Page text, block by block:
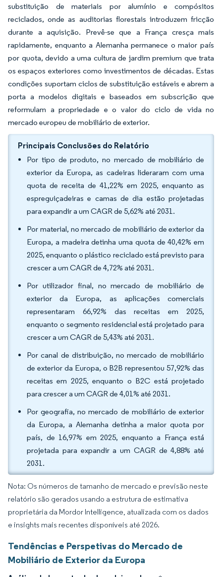
substituição de materiais por alumínio e compósitos
reciclados, onde as auditorias florestais introduzem fricção
durante a aquisição. Prevê-se que a França cresça mais
rapidamente, enquanto a Alemanha permanece o maior país
por quota, devido a uma cultura de jardim premium que trata
os espaços exteriores como investimentos de décadas. Estas
condições suportam ciclos de substituição estáveis e abrem a
porta a modelos digitais e baseados em subscrição que
reformulam a propriedade e o valor do ciclo de vida no
mercado europeu de mobiliário de exterior.
Principais Conclusões do Relatório
Por tipo de produto, no mercado de mobiliário de
exterior da Europa, as cadeiras lideraram com uma
quota de receita de 41,22% em 2025, enquanto as
espreguiçadeiras e camas de dia estão projetadas
para expandir a um CAGR de 5,62% até 2031.
Por material, no mercado de mobiliário de exterior da
Europa, a madeira detinha uma quota de 40,42% em
2025, enquanto o plástico reciclado está previsto para
crescer a um CAGR de 4,72% até 2031.
Por utilizador final, no mercado de mobiliário de
exterior da Europa, as aplicações comerciais
representaram 66,92% das receitas em 2025,
enquanto o segmento residencial está projetado para
crescer a um CAGR de 5,43% até 2031.
Por canal de distribuição, no mercado de mobiliário
de exterior da Europa, o B2B representou 57,92% das
receitas em 2025, enquanto o B2C está projetado
para crescer a um CAGR de 4,01% até 2031.
Por geografia, no mercado de mobiliário de exterior
da Europa, a Alemanha detinha a maior quota por
país, de 16,97% em 2025, enquanto a França está
projetada para expandir a um CAGR de 4,88% até
2031.
Nota: Os números de tamanho de mercado e previsão neste
relatório são gerados usando a estrutura de estimativa
proprietária da Mordor Intelligence, atualizada com os dados
e insights mais recentes disponíveis até 2026.
Tendências e Perspetivas do Mercado de
Mobiliário de Exterior da Europa